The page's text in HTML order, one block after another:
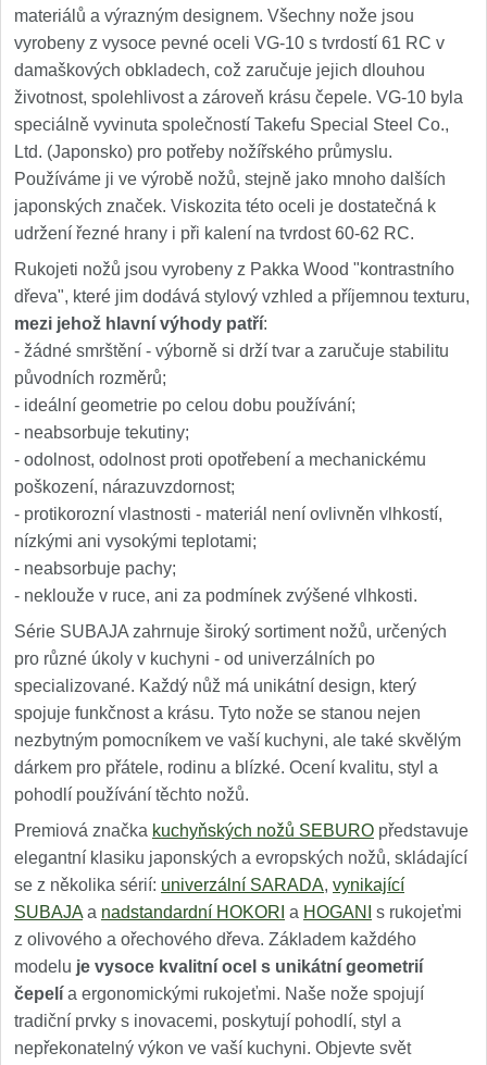
materiálů a výrazným designem. Všechny nože jsou
vyrobeny z vysoce pevné oceli VG-10 s tvrdostí 61 RC v
damaškových obkladech, což zaručuje jejich dlouhou
životnost, spolehlivost a zároveň krásu čepele. VG-10 byla
speciálně vyvinuta společností Takefu Special Steel Co.,
Ltd. (Japonsko) pro potřeby nožířského průmyslu.
Používáme ji ve výrobě nožů, stejně jako mnoho dalších
japonských značek. Viskozita této oceli je dostatečná k
udržení řezné hrany i při kalení na tvrdost 60-62 RC.
Rukojeti nožů jsou vyrobeny z Pakka Wood "kontrastního
dřeva", které jim dodává stylový vzhled a příjemnou texturu,
mezi jehož hlavní výhody patří:
- žádné smrštění - výborně si drží tvar a zaručuje stabilitu
původních rozměrů;
- ideální geometrie po celou dobu používání;
- neabsorbuje tekutiny;
- odolnost, odolnost proti opotřebení a mechanickému
poškození, nárazuvzdornost;
- protikorozní vlastnosti - materiál není ovlivněn vlhkostí,
nízkými ani vysokými teplotami;
- neabsorbuje pachy;
- neklouže v ruce, ani za podmínek zvýšené vlhkosti.
Série SUBAJA zahrnuje široký sortiment nožů, určených
pro různé úkoly v kuchyni - od univerzálních po
specializované. Každý nůž má unikátní design, který
spojuje funkčnost a krásu. Tyto nože se stanou nejen
nezbytným pomocníkem ve vaší kuchyni, ale také skvělým
dárkem pro přátele, rodinu a blízké. Ocení kvalitu, styl a
pohodlí používání těchto nožů.
Premiová značka kuchyňských nožů SEBURO představuje
elegantní klasiku japonských a evropských nožů, skládající
se z několika sérií: univerzální SARADA, vynikající
SUBAJA a nadstandardní HOKORI a HOGANI
s rukojeťmi
z olivového a ořechového dřeva. Základem každého
modelu je vysoce kvalitní ocel s unikátní geometrií
čepelí a ergonomickými rukojeťmi. Naše nože spojují
tradiční prvky s inovacemi, poskytují pohodlí, styl a
nepřekonatelný výkon ve vaší kuchyni. Objevte svět